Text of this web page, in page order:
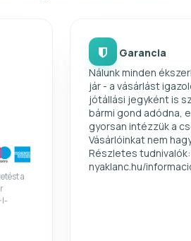
a
I-
Garancia
Nálunk minden
jár - a vásárlást
jótállási jegyként is
bármi gond adódna,
gyorsan intézzük a
Vásárlóinkat nem
Részletes
nyaklanc.hu/